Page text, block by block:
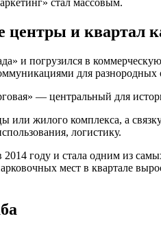
стал массовым.
и квартал
и погрузился в
для
— центральный для
или жилого комплекса, а
логистику.
году и стала одним из
мест в квартале